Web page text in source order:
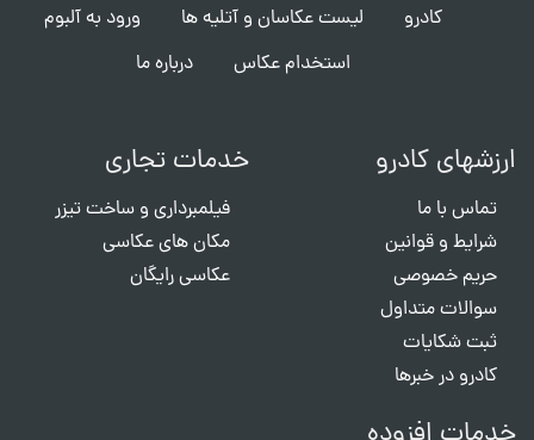
کادرو لیست عکاسان و آتلیه ها
ورود به آلبوم
استخدام عکاس
درباره ما
ارزشهای کادرو
تماس با ما
شرایط و قوانین
حریم خصوصی
سوالات متداول
ثبت شکایات
کادرو در خبرها
خدمات تجاری
فیلمبرداری و ساخت تیزر
مکان های عکاسی
عکاسی رایگان